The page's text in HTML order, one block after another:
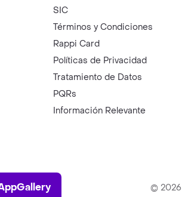
SIC
Términos y Condiciones
Rappi Card
Políticas de Privacidad
Tratamiento de Datos
PQRs
Información Relevante
AppGallery
© 2026